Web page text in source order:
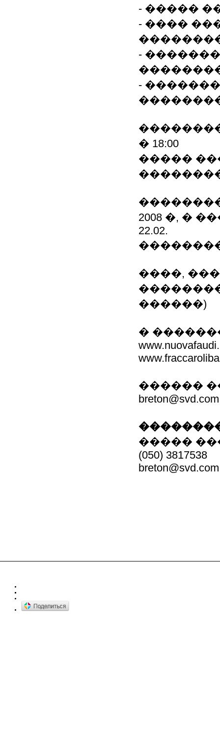
- �����
- ����
-
-
� 18:00
�����
2008 �, �
22.02.
��������:
����,
������)
� ��������:
������
�����
(050) 3817538